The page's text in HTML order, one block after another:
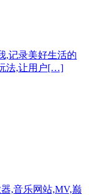
,记录美好生活的
法,让用户[…]
,音乐网站,MV,巅